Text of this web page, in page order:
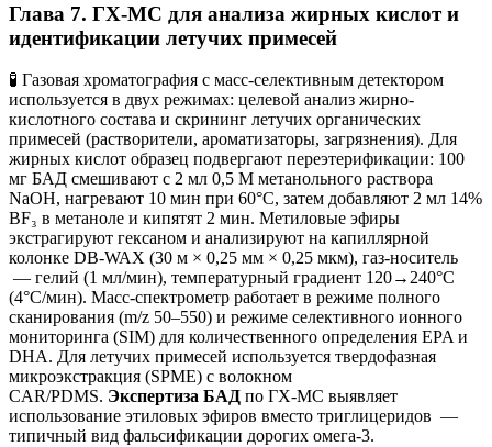
Глава 7. ГХ-МС для анализа жирных кислот и
идентификации летучих примесей
🧪 Газовая хроматография с масс-селективным детектором
используется в двух режимах: целевой анализ жирно-
кислотного состава и скрининг летучих органических
примесей (растворители, ароматизаторы, загрязнения). Для
жирных кислот образец подвергают переэтерификации: 100
мг БАД смешивают с 2 мл 0,5 М метанольного раствора
NaOH, нагревают 10 мин при 60°C, затем добавляют 2 мл 14%
BF₃ в метаноле и кипятят 2 мин. Метиловые эфиры
экстрагируют гексаном и анализируют на капиллярной
колонке DB-WAX (30 м × 0,25 мм × 0,25 мкм), газ-носитель
— гелий (1 мл/мин), температурный градиент 120→240°C
(4°C/мин). Масс-спектрометр работает в режиме полного
сканирования (m/z 50–550) и режиме селективного ионного
мониторинга (SIM) для количественного определения EPA и
DHA. Для летучих примесей используется твердофазная
микроэкстракция (SPME) с волокном
CAR/PDMS. Экспертиза БАД по ГХ-МС выявляет
использование этиловых эфиров вместо триглицеридов —
типичный вид фальсификации дорогих омега-3.